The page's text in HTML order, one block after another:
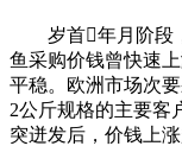
岁首年月阶段，
鱼采购价钱曾快速
平稳。欧洲市场次
2公斤规格的主要客
突迸发后，价钱上